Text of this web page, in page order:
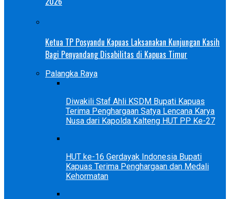
Ketua TP Posyandu Kapuas Laksanakan Kunjungan Kasih
Bagi Penyandang Disabilitas di Kapuas Timur
Palangka Raya
Diwakili Staf Ahli KSDM Bupati Kapuas
Terima Penghargaan Satya Lencana Karya
Nusa dari Kapolda Kalteng HUT PP Ke-27
HUT ke-16 Gerdayak Indonesia Bupati
Kapuas Terima Penghargaan dan Medali
Kehormatan